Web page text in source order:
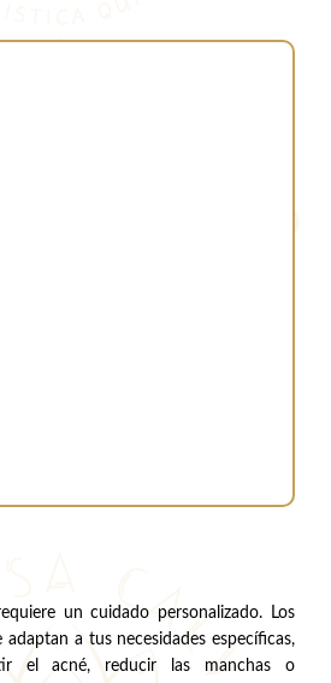
un cuidado personalizado. Los
a tus necesidades específicas,
el acné, reducir las manchas o